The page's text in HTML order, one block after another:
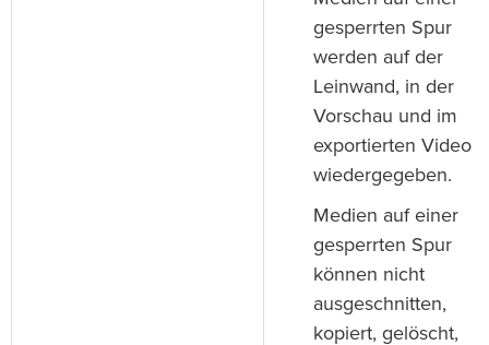
gesperrten Spur
werden auf der
Leinwand, in der
Vorschau und im
exportierten Video
wiedergegeben.
Medien auf einer
gesperrten Spur
können nicht
ausgeschnitten,
kopiert, gelöscht,